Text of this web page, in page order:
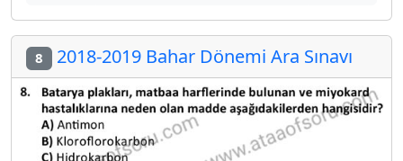
8 2018-2019 Bahar Dönemi Ara Sınavı